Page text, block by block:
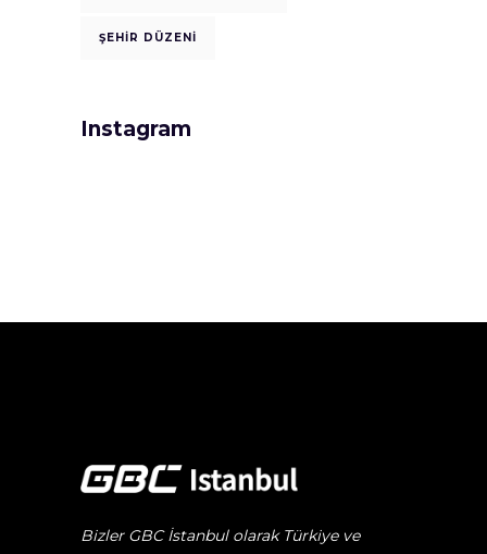
ŞEHIR DÜZENI
Instagram
Bizler GBC İstanbul olarak Türkiye ve